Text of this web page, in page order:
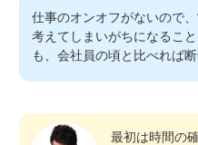
仕事のオンオフがないので
考えてしまいがちになるこ
も、会社員の頃と比べれば断
最初は時間の